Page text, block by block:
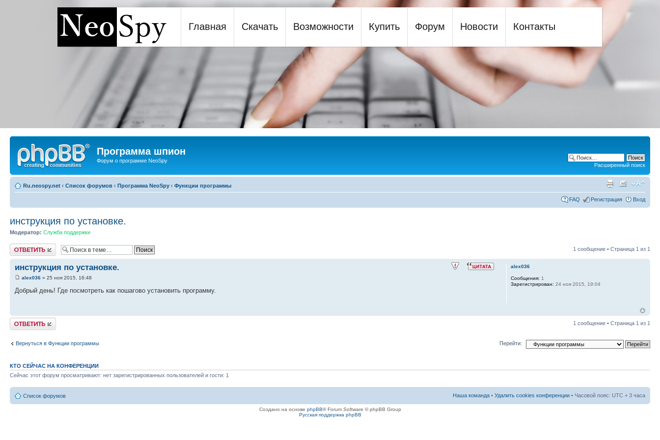
Программа шпион NeoSpy
Главная Скачать Возможности Купить Форум Новости Контакты
Программа шпион
Форум о программе NeoSpy
Расширенный поиск
Ru.neospy.net ‹ Список форумов ‹ Программа NeoSpy ‹ Функции программы
FAQ Регистрация Вход
инструкция по установке.
Модератор: Служба поддержки
Ответить 1 сообщение • Страница 1 из 1
инструкция по установке.
alex036 » 25 ноя 2015, 16:48
Добрый день! Где посмотреть как пошагово установить программу.
alex036
Сообщения: 1
Зарегистрирован: 24 ноя 2015, 19:04
Ответить 1 сообщение • Страница 1 из 1
Вернуться в Функции программы Перейти:
КТО СЕЙЧАС НА КОНФЕРЕНЦИИ
Сейчас этот форум просматривают: нет зарегистрированных пользователей и гости: 1
Список форумов Наша команда • Удалить cookies конференции • Часовой пояс: UTC + 3 часа
Создано на основе phpBB® Forum Software © phpBB Group
Русская поддержка phpBB